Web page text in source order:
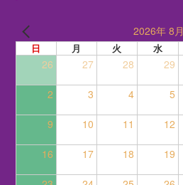
2026年 8月
日 月 火 水
26 27 28 29
2 3 4 5
9 10 11 12
16 17 18 19